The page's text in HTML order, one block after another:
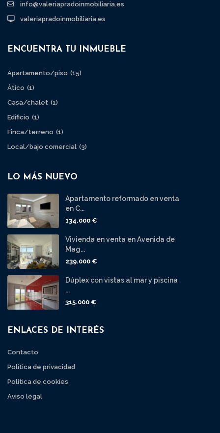
info@valeriapradoinmobiliaria.es
valeriapradoinmobiliaria.es
ENCUENTRA TU INMUEBLE
Apartamento/piso (15)
Ático (1)
Casa/chalet (1)
Edificio (1)
Finca/terreno (1)
Local/bajo comercial (3)
LO MÁS NUEVO
Apartamento reformado en venta
en C...
134.000 €
Vivienda en venta en Avenida de
Mag...
239.000 €
Dúplex con vistas al mar y piscina
...
315.000 €
ENLACES DE INTERÉS
Contacto
Política de privacidad
Política de cookies
Aviso legal